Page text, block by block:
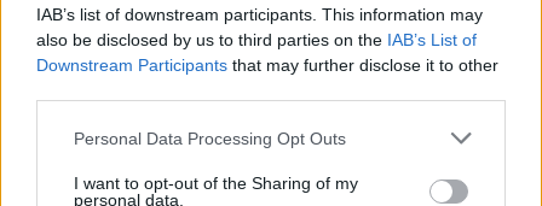
IAB’s list of downstream participants. This information may
also be disclosed by us to third parties on the IAB’s List of
Downstream Participants that may further disclose it to other
Please note that this website/app uses one or more Google
not limited to your visit or usage behaviour. You may click to
Personal Data Processing Opt Outs
I want to opt-out of the Sharing of my
personal data.
A tartalom és a forma tökéletes egysége. Akár
legóból, akár húsból nézzük. (Szincsák Róbert
alkotása)